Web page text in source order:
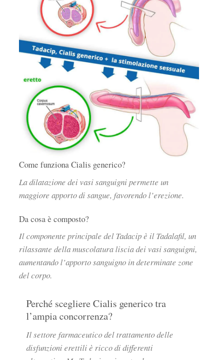
Come funziona Cialis generico?
La dilatazione dei vasi sanguigni permette un
maggiore apporto di sangue, favorendo l’erezione.
Da cosa è composto?
Il componente principale del Tadacip è il Tadalafil, un
rilassante della muscolatura liscia dei vasi sanguigni,
aumentando l’apporto sanguigno in determinate zone
del corpo.
Perché scegliere Cialis generico tra
l’ampia concorrenza?
Il settore farmaceutico del trattamento delle
disfunzioni erettili è ricco di differenti